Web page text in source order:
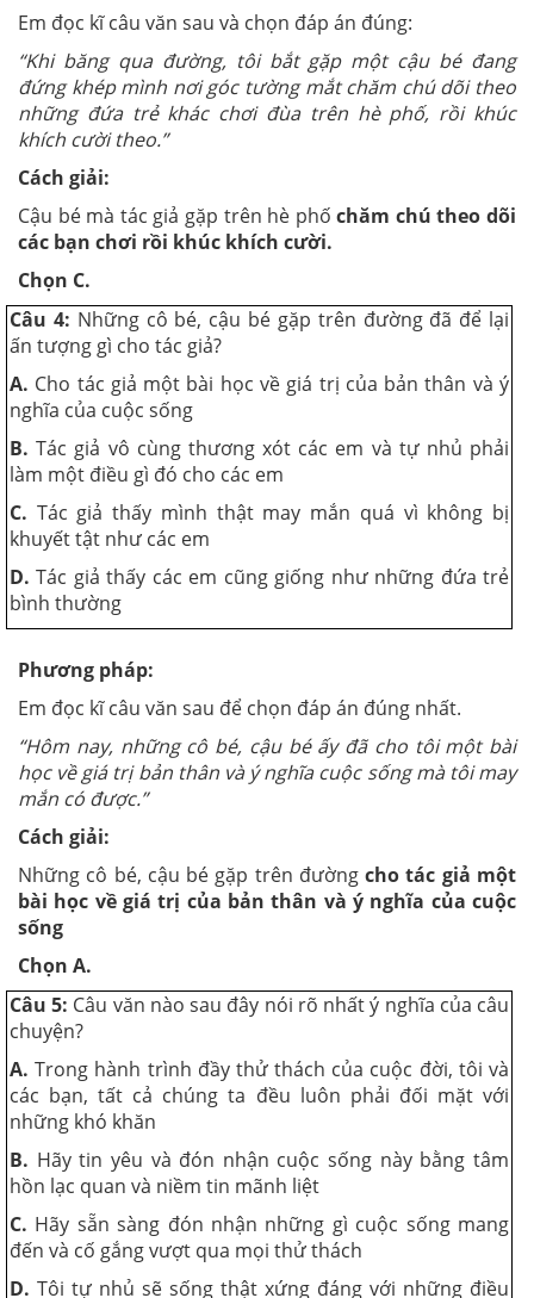
Em đọc kĩ câu văn sau và chọn đáp án đúng:
“Khi băng qua đường, tôi bắt gặp một cậu bé đang
đứng khép mình nơi góc tường mắt chăm chú dõi theo
những đứa trẻ khác chơi đùa trên hè phố, rồi khúc
khích cười theo.”
Cách giải:
Cậu bé mà tác giả gặp trên hè phốchăm chú theo dõi
các bạn chơi rồi khúc khích cười.
Chọn C.
Câu 4: Những cô bé, cậu bé gặp trên đường đã để lại
ấn tượng gì cho tác giả?
A. Cho tác giả một bài học về giá trị của bản thân và ý
nghĩa của cuộc sống
B. Tác giả vô cùng thương xót các em và tự nhủ phải
làm một điều gì đó cho các em
C. Tác giả thấy mình thật may mắn quá vì không bị
khuyết tật như các em
D. Tác giả thấy các em cũng giống như những đứa trẻ
bình thường
Phương pháp:
Em đọc kĩ câu văn sau để chọn đáp án đúng nhất.
“Hôm nay, những cô bé, cậu bé ấy đã cho tôi một bài
học về giá trị bản thân và ý nghĩa cuộc sống mà tôi may
mắn có được.”
Cách giải:
Những cô bé, cậu bé gặp trên đườngcho tác giả một
bài học về giá trị của bản thân và ý nghĩa của cuộc
sống
Chọn A.
Câu 5: Câu văn nào sau đây nói rõ nhất ý nghĩa của câu
chuyện?
A. Trong hành trình đầy thử thách của cuộc đời, tôi và
các bạn, tất cả chúng ta đều luôn phải đối mặt với
những khó khăn
B. Hãy tin yêu và đón nhận cuộc sống này bằng tâm
hồn lạc quan và niềm tin mãnh liệt
C. Hãy sẵn sàng đón nhận những gì cuộc sống mang
đến và cố gắng vượt qua mọi thử thách
D. Tôi tự nhủ sẽ sống thật xứng đáng với những điều